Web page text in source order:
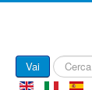
Vai Cerca...